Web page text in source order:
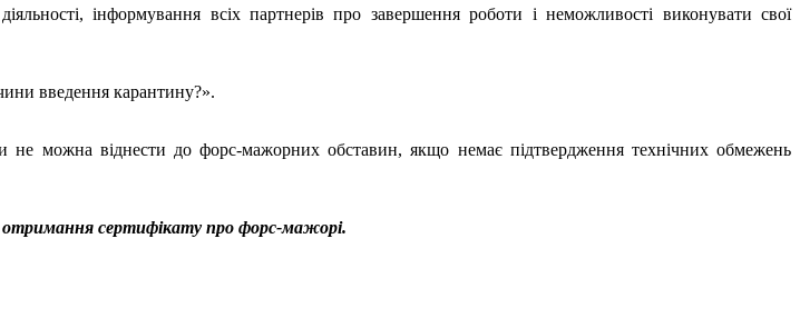
інформування всіх партнерів про завершення роботи і неможливості виконувати свої
введення карантину?».
не можна віднести до форс-мажорних обставин, якщо немає підтвердження технічних обмежень
отримання сертифікату про форс-мажорі.